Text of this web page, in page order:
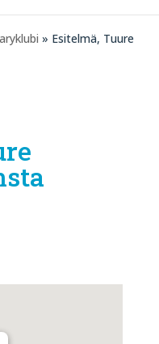
» Esitelmä, Tuure